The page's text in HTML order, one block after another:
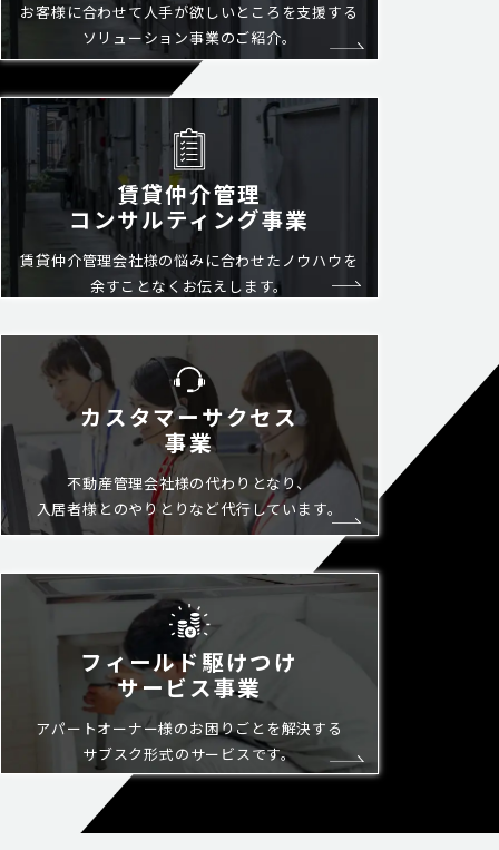
お客様に合わせて人手が欲しい ところを支援する
ソリューション事業のご紹介。
賃貸仲介管理
コンサルティング事業
賃貸仲介管理会社様の悩みに合わせたノウハウを
余すことなく お伝えします。
カスタマーサクセス
事業
不動産管理会社様の代わりとなり、
入居者様とのやりとりなど代行しています。
フィールド駆けつけ
サービス事業
アパートオーナー様のお困りごとを解決する
サブスク形式のサービスです。